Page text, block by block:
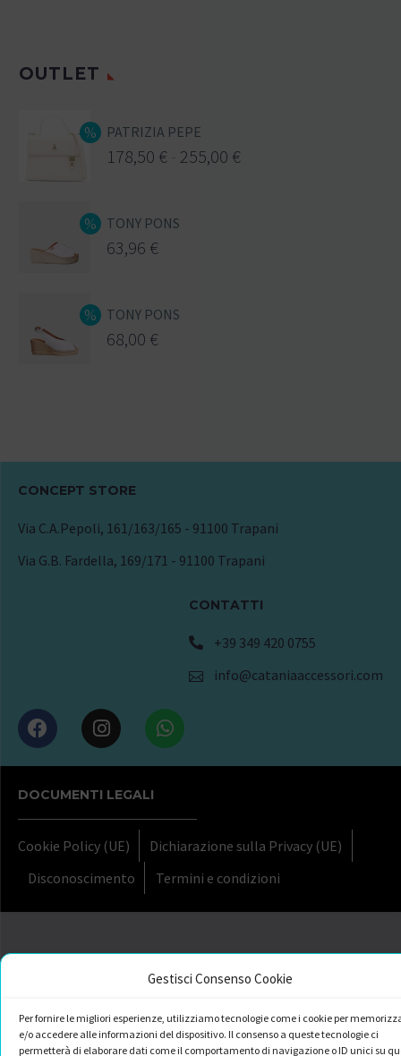
Gestisci Consenso Cookie
Per fornire le migliori esperienze, utilizziamo tecnologie come i cookie per
e/o accedere alle informazioni del dispositivo. Il consenso a queste tecnologie ci
permetterà di elaborare dati come il comportamento di navigazione o ID unici su
OUTLET
PATRIZIA PEPE
178,50 € 255,00 €
TONY PONS
63,96 €
TONY PONS
68,00 €
CONCEPT STORE
Via C.A.Pepoli, 161/163/165 - 91100 Trapani
Via G.B. Fardella, 169/171 - 91100 Trapani
CONTATTI
+39 349 420 0755
info@cataniaaccessori.com
DOCUMENTI LEGALI
Cookie Policy (UE)
Dichiarazione sulla Privacy (UE)
Disconoscimento
Termini e condizioni